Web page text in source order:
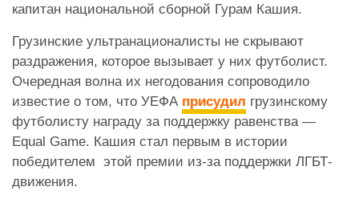
капитан национальной сборной Гурам Кашия.
Грузинские ультранационалисты не скрывают
раздражения, которое вызывает у них футболист.
Очередная волна их негодования сопроводило
известие о том, что УЕФА присудил грузинскому
футболисту награду за поддержку равенства —
Equal Game. Кашия стал первым в истории
победителем этой премии из-за поддержки ЛГБТ-
движения.